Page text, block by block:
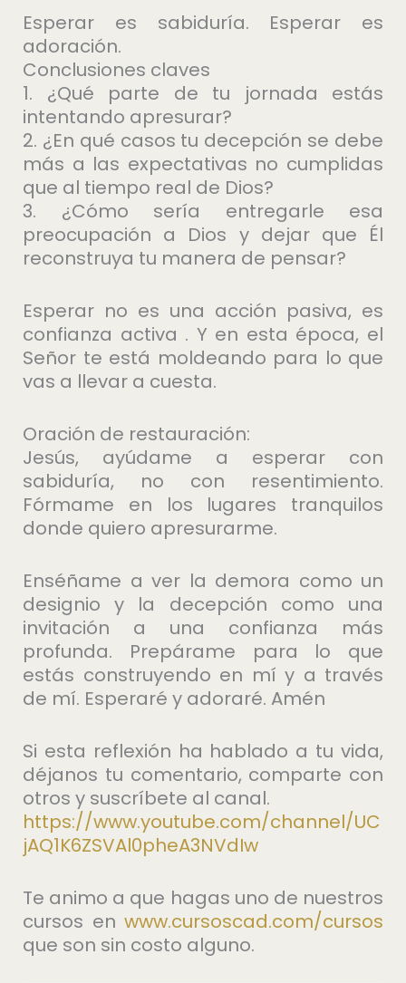
Esperar es sabiduría. Esperar es
adoración.
Conclusiones claves
1. ¿Qué parte de tu jornada estás
intentando apresurar?
2. ¿En qué casos tu decepción se debe
más a las expectativas no cumplidas
que al tiempo real de Dios?
3. ¿Cómo sería entregarle esa
preocupación a Dios y dejar que Él
reconstruya tu manera de pensar?
Esperar no es una acción pasiva, es
confianza activa . Y en esta época, el
Señor te está moldeando para lo que
vas a llevar a cuesta.
Oración de restauración:
Jesús, ayúdame a esperar con
sabiduría, no con resentimiento.
Fórmame en los lugares tranquilos
donde quiero apresurarme.
Enséñame a ver la demora como un
designio y la decepción como una
invitación a una confianza más
profunda. Prepárame para lo que
estás construyendo en mí y a través
de mí. Esperaré y adoraré. Amén
Si esta reflexión ha hablado a tu vida,
déjanos tu comentario, comparte con
otros y suscríbete al canal.
https://www.youtube.com/channel/UC
jAQ1K6ZSVAl0pheA3NVdIw
Te animo a que hagas uno de nuestros
cursos en ⁠www.cursoscad.com/cursos⁠
que son sin costo alguno.